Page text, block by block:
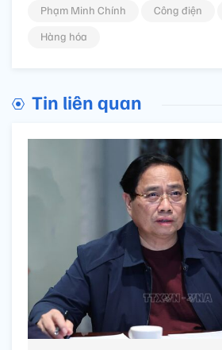
Phạm Minh Chính
Công điện
Hàng hóa
Tin liên quan